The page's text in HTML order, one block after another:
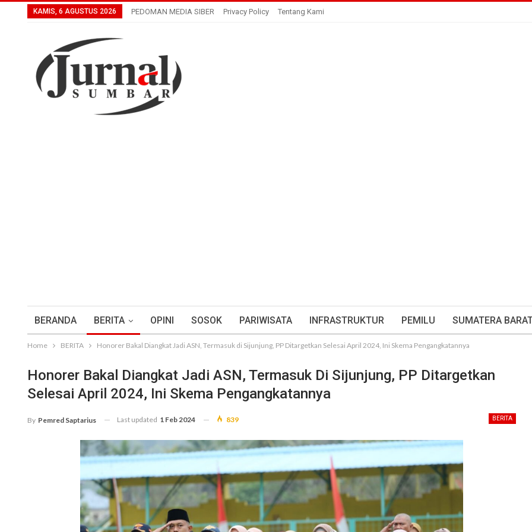
KAMIS, 6 AGUSTUS 2026 PEDOMAN MEDIA SIBER Privacy Policy Tentang Kami
BERANDA BERITA OPINI SOSOK PARIWISATA INFRASTRUKTUR PEMILU SUMATERA
Home BERITA Honorer Bakal Diangkat Jadi ASN, Termasuk di Sijunjung, PP Ditargetkan Selesai April 2024, Ini Skema Pengangkatannya
Honorer Bakal Diangkat Jadi ASN, Termasuk Di Sijunjung, PP Ditargetkan
Selesai April 2024, Ini Skema Pengangkatannya
BERITA
By Pemred Saptarius Last updated 1 Feb 2024 839